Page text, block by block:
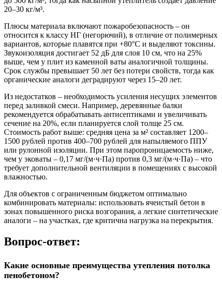
20–30 кг/м³.
Плюсы материала включают пожаробезопасность – он
относится к классу НГ (негорючий), в отличие от полимерных
вариантов, которые плавятся при +80°C и выделяют токсины.
Звукоизоляция достигает 52 дБ для слоя 10 см, что на 25%
выше, чем у плит из каменной ваты аналогичной толщины.
Срок службы превышает 50 лет без потери свойств, тогда как
органические аналоги деградируют через 15–20 лет.
Из недостатков – необходимость усиления несущих элементов
перед заливкой смеси. Например, деревянные балки
рекомендуется обрабатывать антисептиками и увеличивать
сечение на 20%, если планируется слой толще 25 см.
Стоимость работ выше: средняя цена за м² составляет 1200–
1500 рублей против 400–700 рублей для напыляемого ППУ
или рулонной изоляции. При этом паропроницаемость ниже,
чем у эковаты – 0,17 мг/(м·ч·Па) против 0,3 мг/(м·ч·Па) – что
требует дополнительной вентиляции в помещениях с высокой
влажностью.
Для объектов с ограниченным бюджетом оптимально
комбинировать материалы: использовать ячеистый бетон в
зонах повышенного риска возгорания, а легкие синтетические
аналоги – на участках, где критична нагрузка на перекрытия.
Вопрос-ответ:
Какие основные преимущества утепления потолка
пенобетоном?